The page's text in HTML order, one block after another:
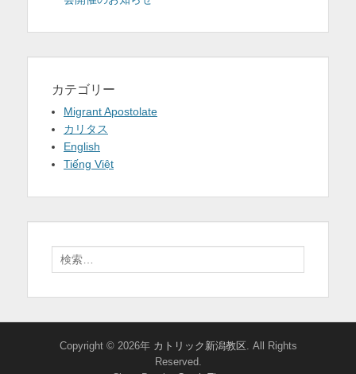
カテゴリー
Migrant Apostolate
カリタス
English
Tiếng Việt
検
索:
Copyright © 2026年 カトリック新潟教区. All Rights
Reserved.